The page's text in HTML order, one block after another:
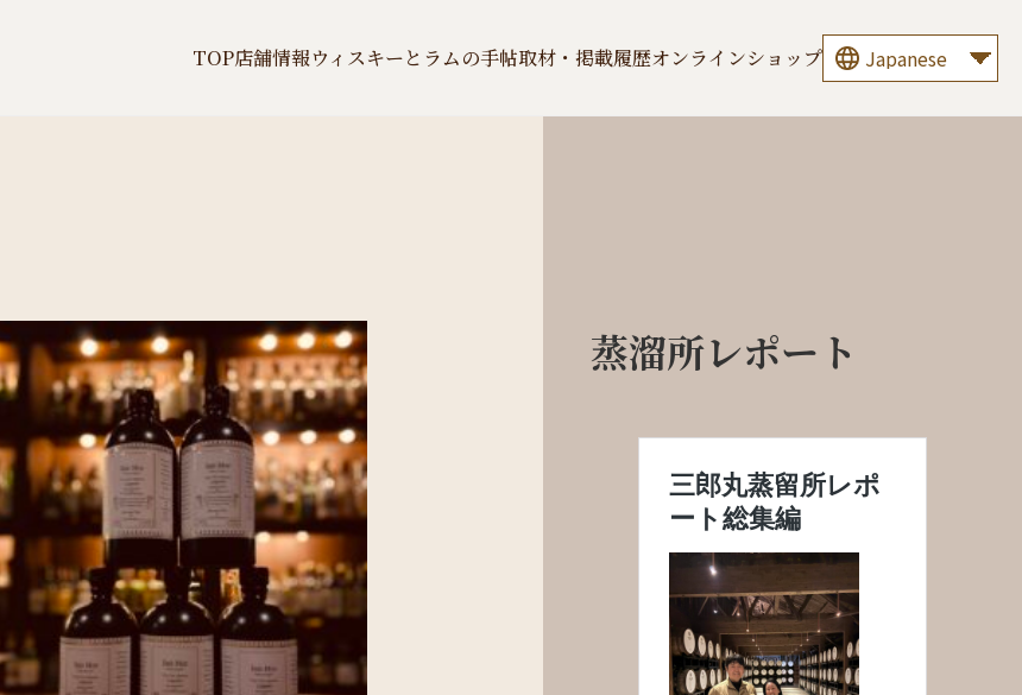
TOP店舗情報ウィスキーとラムの手帖取材・掲載履歴オンラインショップ
蒸溜所レポート